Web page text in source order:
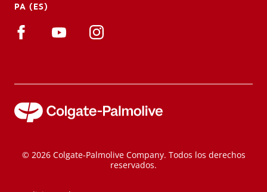
PA (ES)
© 2026 Colgate-Palmolive Company. Todos los derechos
reservados.